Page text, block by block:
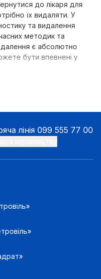
до лікаря для
їх видаляти. У
та видалення
методик та
є абсолютно
бути впевнені у
лінія 099 555 77 00